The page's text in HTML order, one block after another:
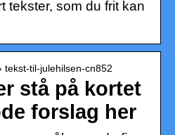
tekster, som du frit kan
tekst-til-julehilsen-cn852
stå på kortet
forslag her